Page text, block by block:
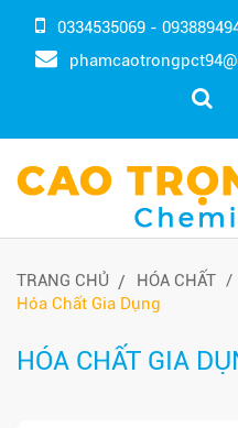
0334535069 -
TRANG CHỦ
HÓA CHẤT
Hóa Chất Gia Dụng
HÓA CHẤT GIA